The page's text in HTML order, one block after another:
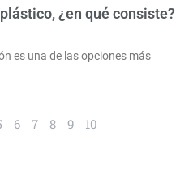
¿en qué consiste?
es una de las opciones más
6 7 8 9 10